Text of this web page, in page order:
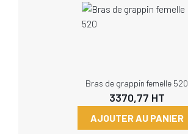
Bras de grappin femelle 520
3370,77 HT
AJOUTER AU PANIER